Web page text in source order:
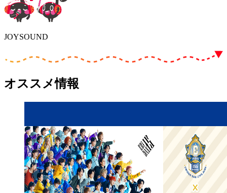
JOYSOUND
オススメ情報